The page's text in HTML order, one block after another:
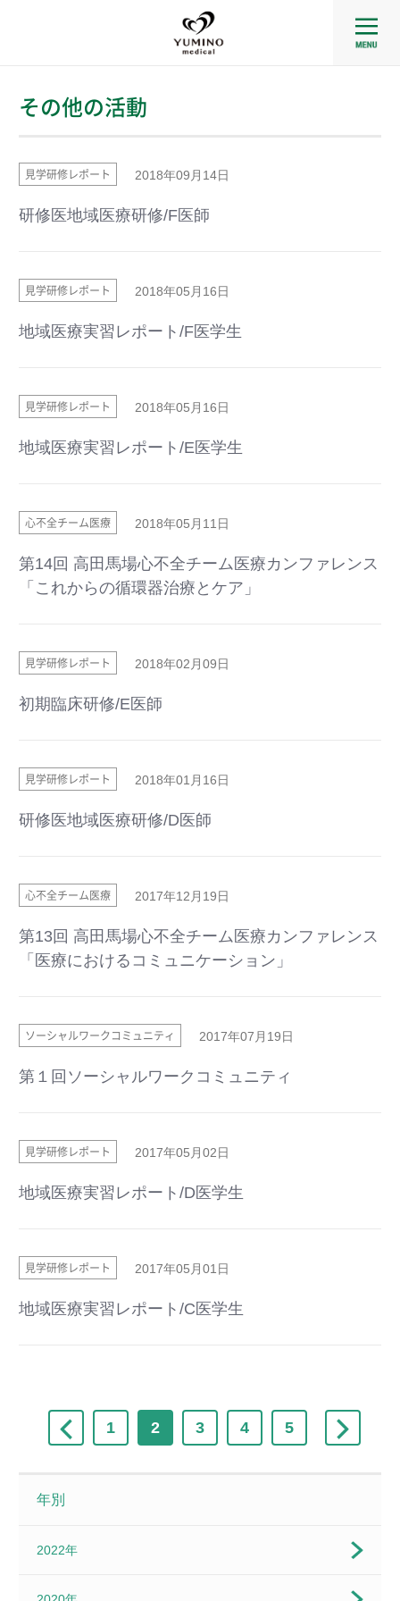
その他の活動
見学研修レポート 2018年09月14日
研修医地域医療研修/F医師
見学研修レポート 2018年05月16日
地域医療実習レポート/F医学生
見学研修レポート 2018年05月16日
地域医療実習レポート/E医学生
心不全チーム医療 2018年05月11日
第14回 高田馬場心不全チーム医療カンファレンス
「これからの循環器治療とケア」
見学研修レポート 2018年02月09日
初期臨床研修/E医師
見学研修レポート 2018年01月16日
研修医地域医療研修/D医師
心不全チーム医療 2017年12月19日
第13回 高田馬場心不全チーム医療カンファレンス
「医療におけるコミュニケーション」
ソーシャルワークコミュニティ 2017年07月19日
第１回ソーシャルワークコミュニティ
見学研修レポート 2017年05月02日
地域医療実習レポート/D医学生
見学研修レポート 2017年05月01日
地域医療実習レポート/C医学生
1 2 3 4 5
年別
2022年